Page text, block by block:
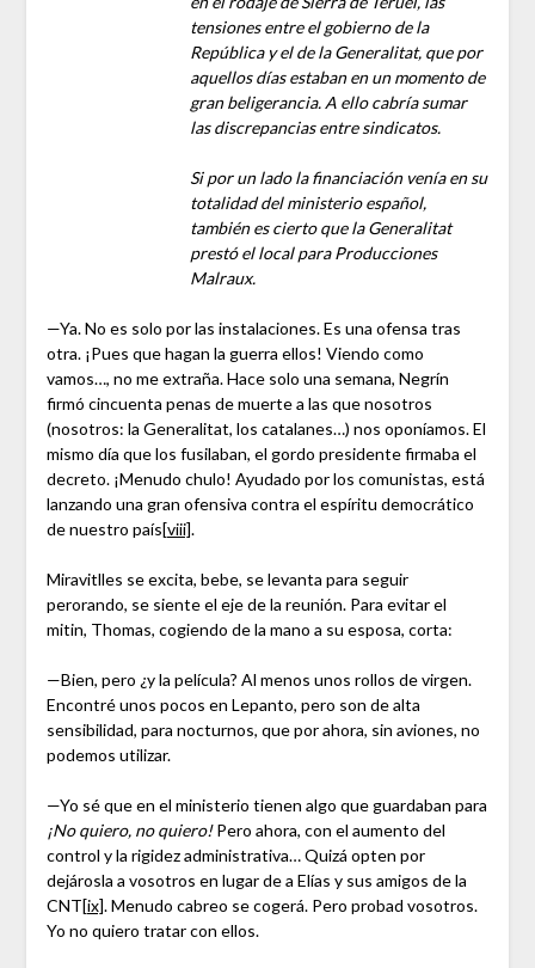
tensiones entre el gobierno de la
República y el de la Generalitat, que por
aquellos días estaban en un momento de
gran beligerancia. A ello cabría sumar
las discrepancias entre sindicatos.
Si por un lado la financiación venía en su
totalidad del ministerio español,
también es cierto que la Generalitat
prestó el local para Producciones
Malraux.
—Ya. No es solo por las instalaciones. Es una ofensa tras
otra. ¡Pues que hagan la guerra ellos! Viendo como
vamos…, no me extraña. Hace solo una semana, Negrín
firmó cincuenta penas de muerte a las que nosotros
(nosotros: la Generalitat, los catalanes…) nos oponíamos. El
mismo día que los fusilaban, el gordo presidente firmaba el
decreto. ¡Menudo chulo! Ayudado por los comunistas, está
lanzando una gran ofensiva contra el espíritu democrático
de nuestro país[viii].
Miravitlles se excita, bebe, se levanta para seguir
perorando, se siente el eje de la reunión. Para evitar el
mitin, Thomas, cogiendo de la mano a su esposa, corta:
—Bien, pero ¿y la película? Al menos unos rollos de virgen.
Encontré unos pocos en Lepanto, pero son de alta
sensibilidad, para nocturnos, que por ahora, sin aviones, no
podemos utilizar.
—Yo sé que en el ministerio tienen algo que guardaban para
¡No quiero, no quiero!Pero ahora, con el aumento del
control y la rigidez administrativa… Quizá opten por
dejárosla a vosotros en lugar de a Elías y sus amigos de la
CNT[ix]. Menudo cabreo se cogerá. Pero probad vosotros.
Yo no quiero tratar con ellos.